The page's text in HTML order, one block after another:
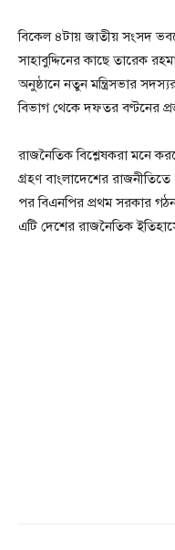
বিকেল ৪টায় জাতীয় সংসদ
সাহাবুদ্দিনের কাছে তারেক
অনুষ্ঠানে নতুন মন্ত্রিসভার
বিভাগ থেকে দফতর বণ্টনের
রাজনৈতিক বিশ্লেষকরা মনে
গ্রহণ বাংলাদেশের
পর বিএনপির প্রথম সরকার গঠন
এটি দেশের রাজনৈতিক